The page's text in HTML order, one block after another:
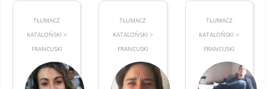
TŁUMACZ
KATALOŃSKI >
FRANCUSKI
TŁUMACZ
KATALOŃSKI >
FRANCUSKI
TŁUMACZ
KATALOŃSKI >
FRANCUSKI